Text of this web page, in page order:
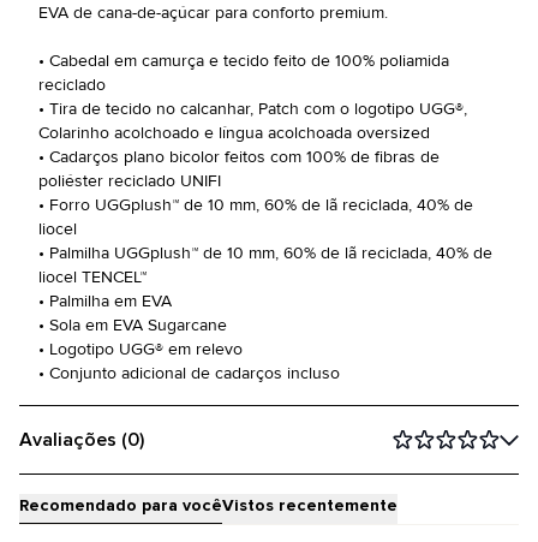
EVA de cana-de-açúcar para conforto premium.
• Cabedal em camurça e tecido feito de 100% poliamida
reciclado
• Tira de tecido no calcanhar, Patch com o logotipo UGG®,
Colarinho acolchoado e língua acolchoada oversized
• Cadarços plano bicolor feitos com 100% de fibras de
poliéster reciclado UNIFI
• Forro UGGplush™ de 10 mm, 60% de lã reciclada, 40% de
liocel
• Palmilha UGGplush™ de 10 mm, 60% de lã reciclada, 40% de
liocel TENCEL™
• Palmilha em EVA
• Sola em EVA Sugarcane
• Logotipo UGG® em relevo
• Conjunto adicional de cadarços incluso
Avaliações (0)
Recomendado para vocêVistos recentemente